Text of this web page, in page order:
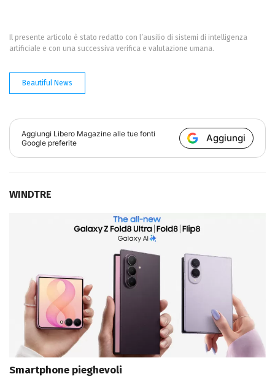
Il presente articolo è stato redatto con l’ausilio di sistemi di intelligenza
artificiale e con una successiva verifica e valutazione umana.
Beautiful News
Aggiungi Libero Magazine alle tue fonti
Google preferite
Aggiungi
WINDTRE
Smartphone pieghevoli